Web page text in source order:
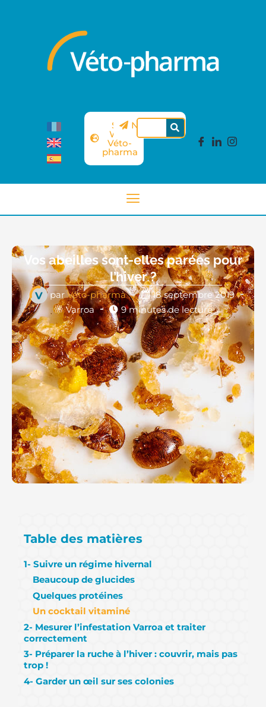
Site
Web
Véto-
pharma
Newsletter
Vos abeilles sont-elles parées pour
l’hiver ?
parVéto-pharma
18 septembre 2019
Varroa
9 minutes de lecture
Table des matières
1- Suivre un régime hivernal
Beaucoup de glucides
Quelques protéines
Un cocktail vitaminé
2- Mesurer l’infestation Varroa et traiter
correctement
3- Préparer la ruche à l’hiver : couvrir, mais pas
trop !
4- Garder un œil sur ses colonies